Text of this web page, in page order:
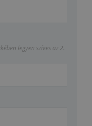
legyen szíves az 2.